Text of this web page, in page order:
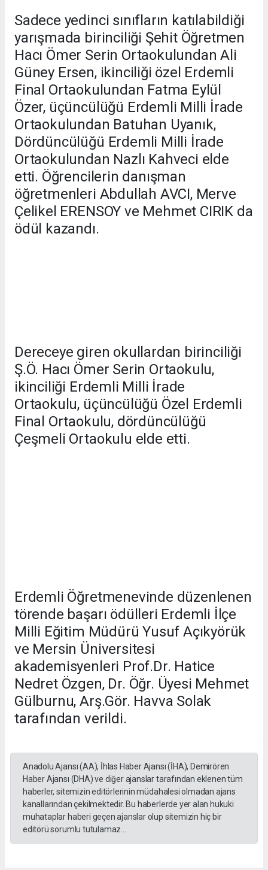
Sadece yedinci sınıfların katılabildiği
yarışmada birinciliği Şehit Öğretmen
Hacı Ömer Serin Ortaokulundan Ali
Güney Ersen, ikinciliği özel Erdemli
Final Ortaokulundan Fatma Eylül
Özer, üçüncülüğü Erdemli Milli İrade
Ortaokulundan Batuhan Uyanık,
Dördüncülüğü Erdemli Milli İrade
Ortaokulundan Nazlı Kahveci elde
etti. Öğrencilerin danışman
öğretmenleri Abdullah AVCI, Merve
Çelikel ERENSOY ve Mehmet CIRIK da
ödül kazandı.
Dereceye giren okullardan birinciliği
Ş.Ö. Hacı Ömer Serin Ortaokulu,
ikinciliği Erdemli Milli İrade
Ortaokulu, üçüncülüğü Özel Erdemli
Final Ortaokulu, dördüncülüğü
Çeşmeli Ortaokulu elde etti.
Erdemli Öğretmenevinde düzenlenen
törende başarı ödülleri Erdemli İlçe
Milli Eğitim Müdürü Yusuf Açıkyörük
ve Mersin Üniversitesi
akademisyenleri Prof.Dr. Hatice
Nedret Özgen, Dr. Öğr. Üyesi Mehmet
Gülburnu, Arş.Gör. Havva Solak
tarafından verildi.
Anadolu Ajansı (AA), İhlas Haber Ajansı (İHA), Demirören
Haber Ajansı (DHA) ve diğer ajanslar tarafından eklenen tüm
haberler, sitemizin editörlerinin müdahalesi olmadan ajans
kanallarından çekilmektedir. Bu haberlerde yer alan hukuki
muhataplar haberi geçen ajanslar olup sitemizin hiç bir
editörü sorumlu tutulamaz...